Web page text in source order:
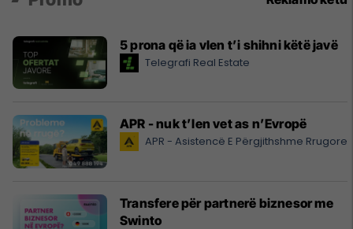
5 prona që ia vlen t’i shihni këtë javë
Telegrafi Real Estate
APR - nuk t’len vet as n’Evropë
APR - Asistencë E Përgjithshme Rrugore
Transfere për partnerë biznesor me
Swinto